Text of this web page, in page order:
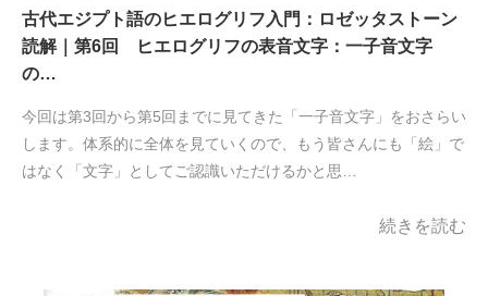
古代エジプト語のヒエログリフ入門：ロゼッタストーン
読解｜第6回 ヒエログリフの表音文字：一子音文字
の…
今回は第3回から第5回までに見てきた「一子音文字」をおさらい
します。体系的に全体を見ていくので、もう皆さんにも「絵」で
はなく「文字」としてご認識いただけるかと思…
続きを読む